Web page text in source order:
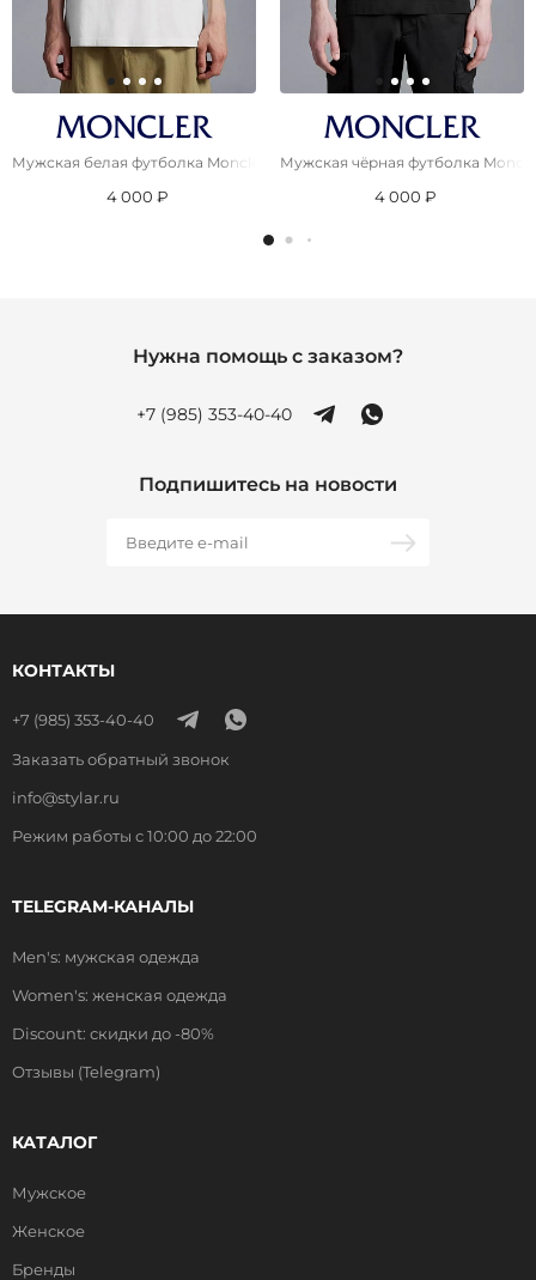
Мужская белая футболка Moncler Heart
4 000 ₽
Мужская чёрная футболка
4 000 ₽
Нужна помощь с заказом?
+7 (985) 353-40-40
Подпишитесь на новости
КОНТАКТЫ
+7 (985) 353-40-40
Заказать обратный звонок
info@stylar.ru
Режим работы с 10:00 до 22:00
TELEGRAM-КАНАЛЫ
Men's: мужская одежда
Women's: женская одежда
Discount: скидки до -80%
Отзывы (Telegram)
КАТАЛОГ
Мужское
Женское
Бренды